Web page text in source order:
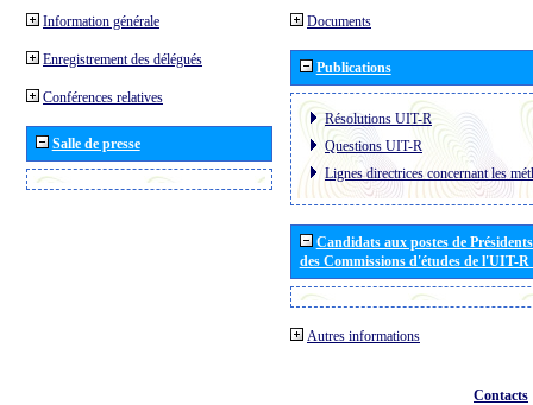
Information générale
Enregistrement des délégués
Conférences relatives
Salle de presse
Documents
Publications
Résolutions UIT-R
Questions UIT-R
Lignes directrices concernant les
Candidats aux postes de
des Commissions d'études de l'UIT-
Autres informations
Contacts